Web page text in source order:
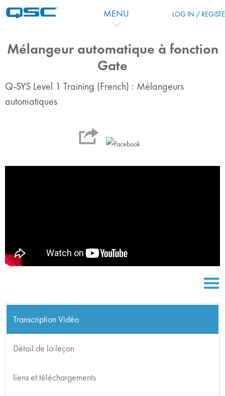
跳到主要内容
MENU LOG IN /
Mélangeur automatique à fonction
Gate
Q-SYS Level 1 Training (French) : Mélangeurs
automatiques
Transcription Vidéo
Détail de la leçon
liens et téléchargements